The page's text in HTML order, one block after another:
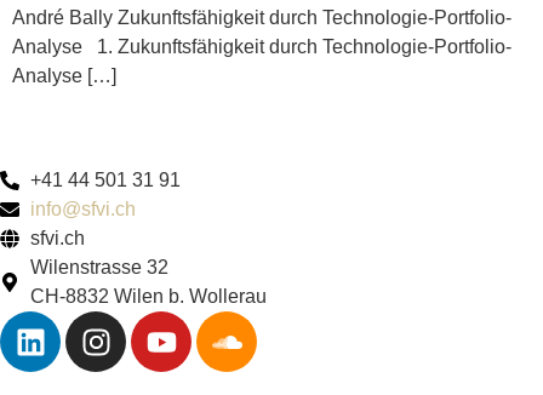
André Bally Zukunftsfähigkeit durch Technologie-Portfolio-
Analyse 1. Zukunftsfähigkeit durch Technologie-Portfolio-
Analyse […]
+41 44 501 31 91
info@sfvi.ch
sfvi.ch
Wilenstrasse 32
CH-8832 Wilen b. Wollerau